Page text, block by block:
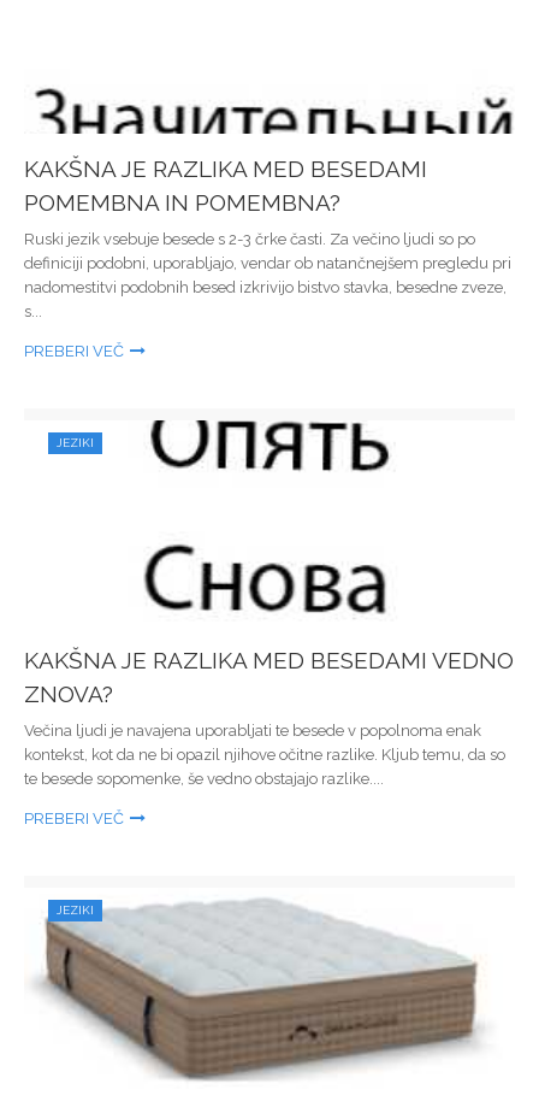
KAKŠNA JE RAZLIKA MED BESEDAMI
POMEMBNA IN POMEMBNA?
Ruski jezik vsebuje besede s 2-3 črke časti. Za večino ljudi so po
definiciji podobni, uporabljajo, vendar ob natančnejšem pregledu pri
nadomestitvi podobnih besed izkrivijo bistvo stavka, besedne zveze,
s...
PREBERI VEČ
JEZIKI
KAKŠNA JE RAZLIKA MED BESEDAMI VEDNO
ZNOVA?
Večina ljudi je navajena uporabljati te besede v popolnoma enak
kontekst, kot da ne bi opazil njihove očitne razlike. Kljub temu, da so
te besede sopomenke, še vedno obstajajo razlike....
PREBERI VEČ
JEZIKI